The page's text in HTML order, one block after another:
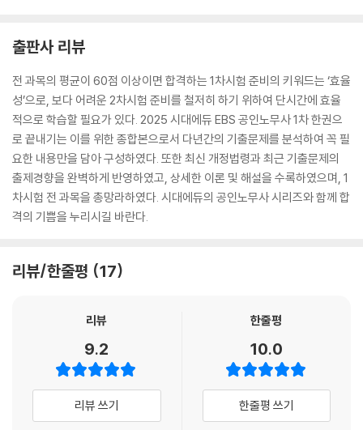
제3편 채권각론
CHAPTER 01 계약총론
CHAPTER 02 계약각론
CHAPTER 03 법정채권관계
제4과목 사회보험법
CHAPTER 01 사회보장기본법
CHAPTER 02 고용보험법
CHAPTER 05 국민건강보험법
제5과목 경제학원론
출판사 리뷰
전 과목의 평균이 60점 이상이면 합격하는 1차시험 준비의 키워드는 ‘효율
성’으로, 보다 어려운 2차시험 준비를 철저히 하기 위하여 단시간에 효율
적으로 학습할 필요가 있다. 2025 시대에듀 EBS 공인노무사 1차 한권으
로 끝내기는 이를 위한 종합본으로서 다년간의 기출문제를 분석하여 꼭 필
요한 내용만을 담아 구성하였다. 또한 최신 개정법령과 최근 기출문제의
출제경향을 완벽하게 반영하였고, 상세한 이론 및 해설을 수록하였으며, 1
차시험 전 과목을 총망라하였다. 시대에듀의 공인노무사 시리즈와 함께 합
격의 기쁨을 누리시길 바란다.
리뷰/한줄평 17
리뷰
9.2
리뷰 쓰기
한줄평
10.0
한줄평 쓰기